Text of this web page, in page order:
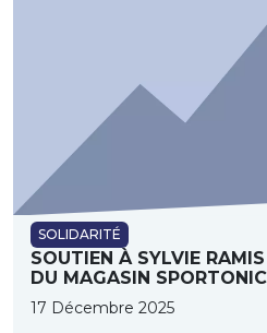
SOLIDARITÉ
SOUTIEN À SYLVIE
DU MAGASIN SPORTONIC
17 Décembre 2025